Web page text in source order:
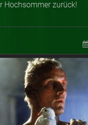
Hochsommer zurück!